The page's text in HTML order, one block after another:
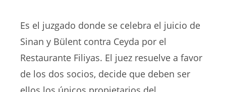
Es el juzgado donde se celebra el juicio de
Sinan y Bülent contra Ceyda por el
Restaurante Filiyas. El juez resuelve a favor
de los dos socios, decide que deben ser